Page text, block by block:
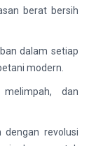
berat bersih
dalam setiap
modern.
dan
dengan revolusi